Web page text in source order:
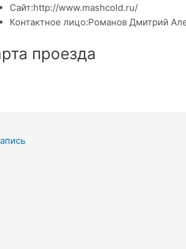
Сайт:http://www.mashcold.ru/
Контактное лицо:Романов Дмитрий
проезда